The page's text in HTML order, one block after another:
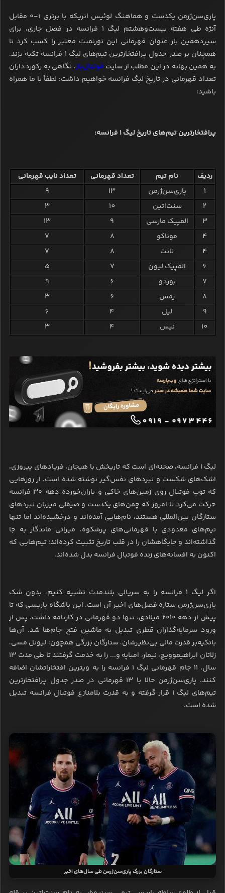
پاری‌سن‌ژرمن یکدست و هماهنگ لوئیس انریکه با برتری ۱-۰ مقابل
آنژه طی هفته بیست‌وهشتم لیگ ۱ فرانسه در فصل جاری، برای
سیزدهمین بار عنوان قهرمانی این تورنمنت معتبر را کسب کرد تا
همچنان بر صدر جدول پرافتخارترین تیم‌های لیگ ۱ فرانسه تکیه بزند.
به همین بهانه در این مطلب از سایت فوتبال‌باز، نگاهی به رکوردداران
تعداد قهرمانی در تاریخ لیگ فرانسه خواهیم داشت: لطفاً با ما همراه
باشید:
پرافتخارترین تیم‌های تاریخ لیگ 1 فرانسه:
ردیف نام تیم تعداد قهرمانی
تعداد نایب قهرمانی
1
پاری‌سن‌ژرمن 13
9
2
سنت‌اتین 10
3
3
المپیک مارسی 9
13
4
موناکو 8
7
4
نانت 8
7
6
المپیک لیون 7
5
7
بوردو 6
9
8
رمس 6
3
9
لیل 4
6
10
نیس 4
3
لیگ ۱ فرانسه، صحنه‌ای است که تاریخش با هیجان، فریادهای پیروزی،
اشک‌های شکست و نبردهای نفس‌گیر نوشته شده است. از روزهایی
که توپ فوتبال روی زمین‌های خاکی و باران‌خورده دهه ۳۰ فرانسه
حرکت می‌کرد تا امروز که چمن‌های یکدست و صیقلی میزبان نبردهای
ستارگان بین‌المللی هستند، نام‌هایی آمده‌اند و درخشیده‌اند اما تنها
تیم‌های معدودی با قهرمانی‌های پرشکوه، میراثی ماندگار به جا
گذاشته‌اند و جایگاهشان را در قلب تاریخ تثبیت کرده‌اند؛ تیم‌هایی که
اکنون به افسانه‌های زنده فوتبال فرانسه بدل شده‌اند.
اگر لیگ ۱ فرانسه را به سریالی بلندمدت تشبیه کنیم، بدون شک
پاری‌سن‌ژرمن ستاره فصل‌های اخیر آن است. این باشگاه پاریسی که تا
پیش از دهه ۲۰۱۰ میلادی، تنها دو قهرمانی در کارنامه داشت، پس از
ورود سرمایه‌گذاران قطری تبدیل به ماشین فتح جام‌ها شد. آن‌ها
باتکیه‌بر قدرت مالی بی‌نظیرشان، ستارگان بزرگی همچون: لیونل مسی،
زلاتان ابراهیموویچ، نیمار، امباپه و... را به خدمت گرفتند تا طی مدت ۱۳
سال، ۱۱ جام قهرمانی لیگ ۱ فرانسه را به ویترین افتخاراتشان اضافه
کنند. پاری‌سن‌ژرمن حالا با ۱۳ قهرمانی در صدر جدول پرافتخارترین
تیم‌های لیگ ۱ قرار گرفته و به قدرت بلامنازع فوتبال فرانسه تبدیل
شده است.
ستارگان بزرگ پاری‌سن‌ژرمن طی سال‌های اخیر